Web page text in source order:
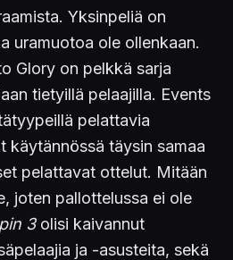
Yksinpeliä on
uramuotoa ole ollenkaan.
Glory on pelkkä sarja
tietyillä pelaajilla. Events
pelattavia
käytännössä täysin samaa
pelattavat ottelut. Mitään
joten pallottelussa ei ole
3 olisi kaivannut
ja -asusteita, sekä